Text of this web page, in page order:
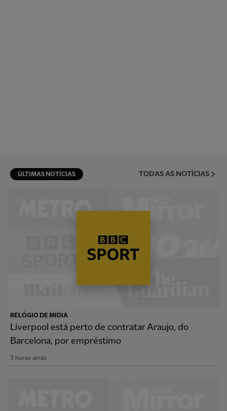
ÚLTIMAS NOTÍCIAS TODAS AS NOTÍCIAS
RELÓGIO DE MÍDIA
Liverpool está perto de contratar Araujo, do
Barcelona, por empréstimo
3 horas atrás